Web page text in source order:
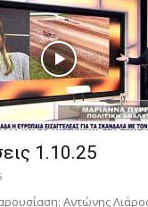
1.10.25
Αντώνης